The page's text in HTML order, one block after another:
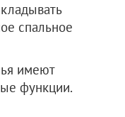
спальное
имеют
функции.